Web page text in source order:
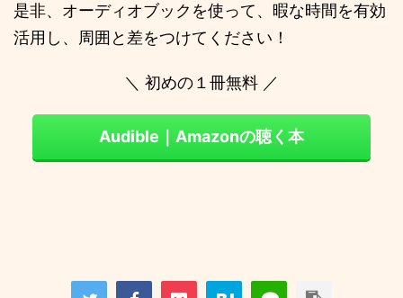
是非、オーディオブックを使って、暇な時間を有効
活用し、周囲と差をつけてください！
＼ 初めの１冊無料 ／
Audible｜Amazonの聴く本